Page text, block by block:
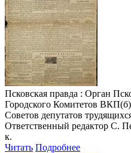
Псковская правда : Орган
Городского Комитетов
Советов депутатов
Ответственный редактор С.
к.
Читать Подробнее